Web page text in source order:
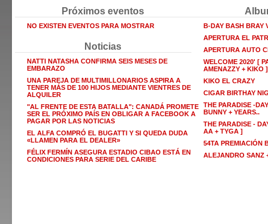
Próximos eventos
NO EXISTEN EVENTOS PARA MOSTRAR
Noticias
NATTI NATASHA CONFIRMA SEIS MESES DE
EMBARAZO
UNA PAREJA DE MULTIMILLONARIOS ASPIRA A
TENER MÁS DE 100 HIJOS MEDIANTE VIENTRES DE
ALQUILER
"AL FRENTE DE ESTA BATALLA": CANADÁ PROMETE
SER EL PRÓXIMO PAÍS EN OBLIGAR A FACEBOOK A
PAGAR POR LAS NOTICIAS
EL ALFA COMPRÓ EL BUGATTI Y SI QUEDA DUDA
«LLAMEN PARA EL DEALER»
FÉLIX FERMÍN ASEGURA ESTADIO CIBAO ESTÁ EN
CONDICIONES PARA SERIE DEL CARIBE
B-DAY BASH BRAY
APERTURA EL
APERTURA AUTO
WELCOME 2020' [
AMENAZZY + KIKO ]
KIKO EL CRAZY
CIGAR BIRTHAY
THE PARADISE -
BUNNY + YEARS..
THE PARADISE -
AA + TYGA ]
54TA PREMIACIÓN
ALEJANDRO SANZ